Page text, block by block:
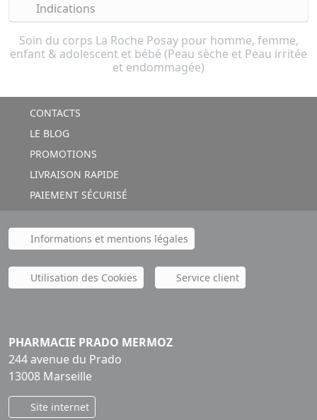
Indications
Soin du corps La Roche Posay pour homme, femme,
enfant & adolescent et bébé (Peau sèche et Peau irritée
et endommagée)
CONTACTS
LE BLOG
PROMOTIONS
LIVRAISON RAPIDE
PAIEMENT SÉCURISÉ
Informations et mentions légales
Utilisation des Cookies Service client
PHARMACIE PRADO MERMOZ
244 avenue du Prado
13008 Marseille
Site internet